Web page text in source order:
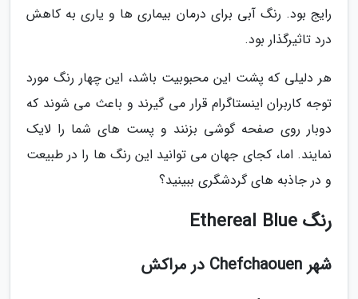
رایج بود. رنگ آبی برای درمان بیماری ها و یاری به کاهش
درد تاثیرگذار بود.
هر دلیلی که پشت این محبوبیت باشد، این چهار رنگ مورد
توجه کاربران اینستاگرام قرار می گیرند و باعث می شوند که
دوبار روی صفحه گوشی بزنند و پست های شما را لایک
نمایند. اما، کجای جهان می توانید این رنگ ها را در طبیعت
و در جاذبه های گردشگری ببینید؟
رنگ Ethereal Blue
شهر Chefchaouen در مراکش